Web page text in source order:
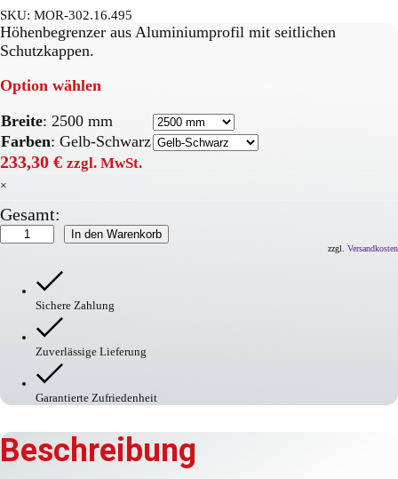
SKU: MOR-302.16.495
Höhenbegrenzer aus Aluminiumprofil mit seitlichen
Schutzkappen.
Option wählen
Breite: 2500 mm
Farben: Gelb-Schwarz
233,30 € zzgl. MwSt.
×
Gesamt:
MORION
Höhenbegrenzer
In den Warenkorb
zzgl. Versandkosten
Sichere Zahlung
Zuverlässige Lieferung
Garantierte Zufriedenheit
Beschreibung